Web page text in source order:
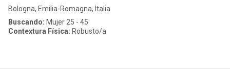
Bologna, Emilia-Romagna, Italia
Buscando: Mujer 25 - 45
Contextura Física: Robusto/a